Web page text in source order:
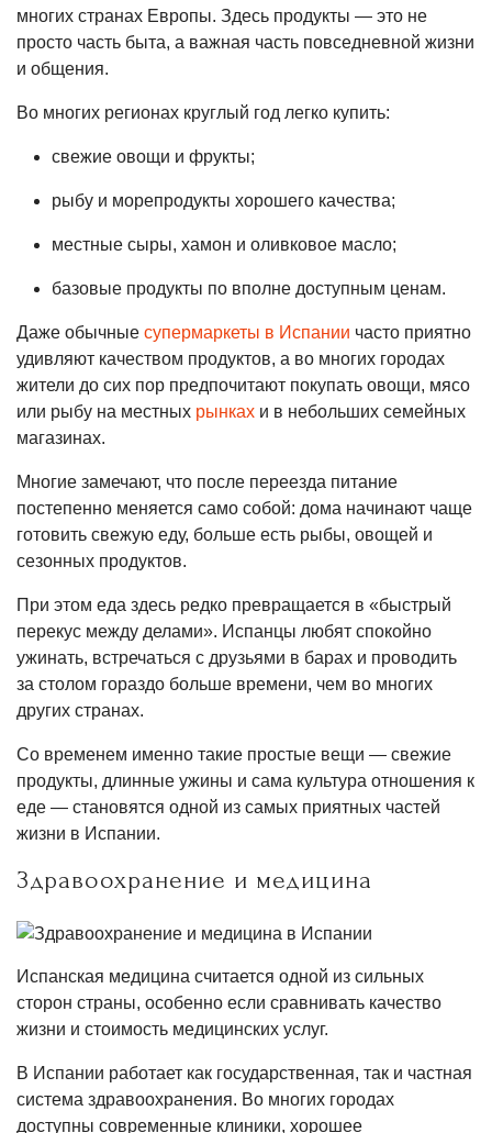
многих странах Европы. Здесь продукты — это не
просто часть быта, а важная часть повседневной жизни
и общения.
Во многих регионах круглый год легко купить:
свежие овощи и фрукты;
рыбу и морепродукты хорошего качества;
местные сыры, хамон и оливковое масло;
базовые продукты по вполне доступным ценам.
Даже обычные супермаркеты в Испании часто приятно
удивляют качеством продуктов, а во многих городах
жители до сих пор предпочитают покупать овощи, мясо
или рыбу на местных рынках и в небольших семейных
магазинах.
Многие замечают, что после переезда питание
постепенно меняется само собой: дома начинают чаще
готовить свежую еду, больше есть рыбы, овощей и
сезонных продуктов.
При этом еда здесь редко превращается в «быстрый
перекус между делами». Испанцы любят спокойно
ужинать, встречаться с друзьями в барах и проводить
за столом гораздо больше времени, чем во многих
других странах.
Со временем именно такие простые вещи — свежие
продукты, длинные ужины и сама культура отношения к
еде — становятся одной из самых приятных частей
жизни в Испании.
Здравоохранение и медицина
Испанская медицина считается одной из сильных
сторон страны, особенно если сравнивать качество
жизни и стоимость медицинских услуг.
В Испании работает как государственная, так и частная
система здравоохранения. Во многих городах
доступны современные клиники, хорошее